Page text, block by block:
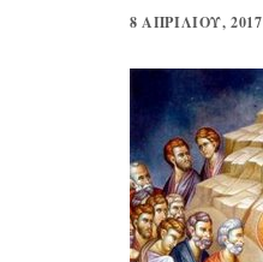
8 ΑΠΡΙΛΊΟΥ, 2017